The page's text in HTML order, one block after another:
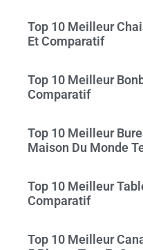
Top 10 Meilleur
Et Comparatif
Top 10 Meilleur
Comparatif
Top 10 Meilleur
Maison Du Monde
Top 10 Meilleur
Comparatif
Top 10 Meilleur